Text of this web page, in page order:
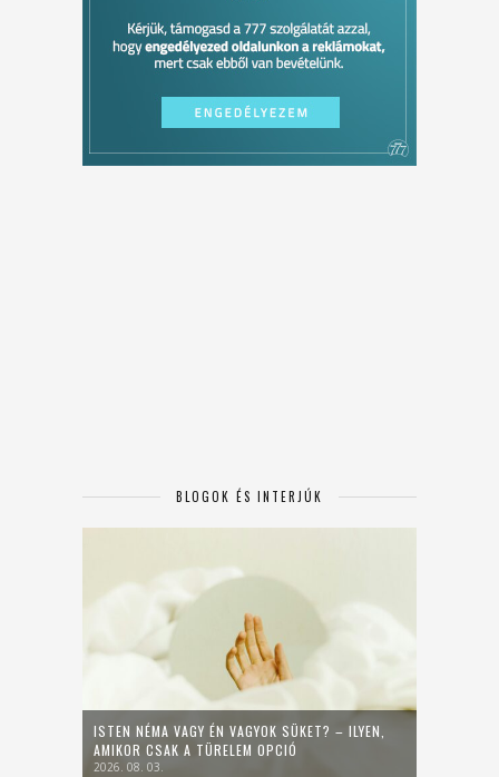
BLOGOK ÉS INTERJÚK
ISTEN NÉMA VAGY ÉN VAGYOK SÜKET? – ILYEN,
AMIKOR CSAK A TÜRELEM OPCIÓ
2026. 08. 03.